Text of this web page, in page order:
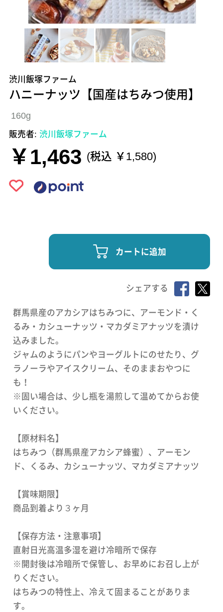
渋川飯塚ファーム
ハニーナッツ【国産はちみつ使用】
160g
販売者: 渋川飯塚ファーム
￥1,463 (税込 ￥1,580)
カートに追加
シェアする
群馬県産のアカシアはちみつに、アーモンド・く
るみ・カシューナッツ・マカダミアナッツを漬け
込みました。
ジャムのようにパンやヨーグルトにのせたり、グ
ラノーラやアイスクリーム、そのままおやつに
も！
※固い場合は、少し瓶を湯煎して温めてからお使
いください。
【原材料名】
はちみつ（群馬県産アカシア蜂蜜）、アーモン
ド、くるみ、カシューナッツ、マカダミアナッツ
【賞味期限】
商品到着より３ヶ月
【保存方法・注意事項】
直射日光高温多湿を避け冷暗所で保存
※開封後は冷暗所で保管し、お早めにお召し上が
りください。
はちみつの特性上、冷えて固まることがありま
す。